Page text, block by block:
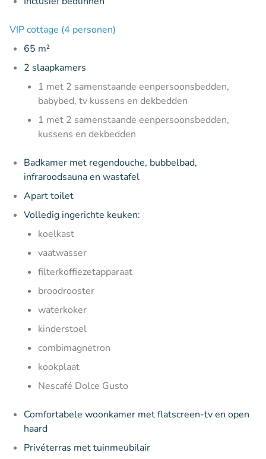
VIP cottage (4 personen)
65 m²
2 slaapkamers
1 met 2 samenstaande eenpersoonsbedden,
babybed, tv kussens en dekbedden
1 met 2 samenstaande eenpersoonsbedden,
kussens en dekbedden
Badkamer met regendouche, bubbelbad,
infraroodsauna en wastafel
Apart toilet
Volledig ingerichte keuken:
koelkast
vaatwasser
filterkoffiezetapparaat
broodrooster
waterkoker
kinderstoel
combimagnetron
kookplaat
Nescafé Dolce Gusto
Comfortabele woonkamer met flatscreen-tv en open
haard
Privéterras met tuinmeubilair